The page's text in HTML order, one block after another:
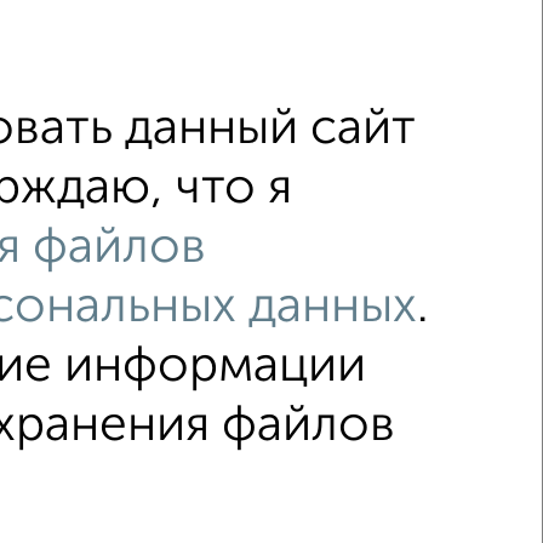
с центральным отоплением
с раздельным санузлом
данный сайт
что я
файлов
данных.
информации
файлов